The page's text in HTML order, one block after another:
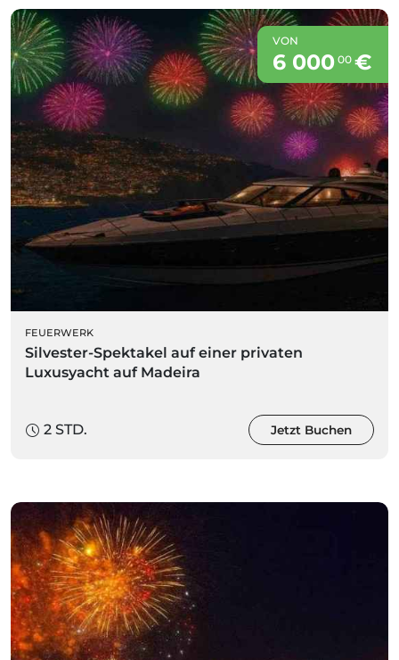
VON
6 000 00€
FEUERWERK
Silvester-Spektakel auf einer privaten
Luxusyacht auf Madeira
2 STD. Jetzt Buchen